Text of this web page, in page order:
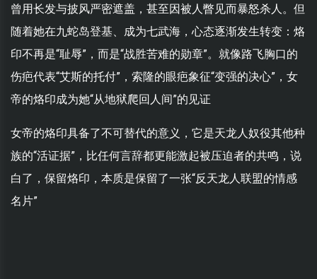
曾用长发与披风严密遮盖，甚至因被人瞥见而暴怒杀人。但
随着她在九蛇岛登基、成为七武海，心态逐渐发生转变：烙
印不再是“耻辱”，而是“战胜苦难的勋章”。就像路飞胸口的
伤疤代表“艾斯的托付”，索隆的眼疤象征“变强的决心”，女
帝的烙印成为她“从地狱爬回人间”的见证
女帝的烙印具备了不可替代的意义，它是天龙人奴役其他种
族的“活证据”，比任何言辞都更能激起被压迫者的共鸣，说
白了，保留烙印，本质是保留了一张“反天龙人联盟的情感
名片”